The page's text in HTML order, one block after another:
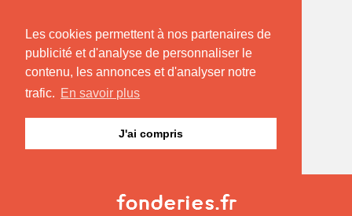
Les cookies permettent à nos partenaires de
publicité et d'analyse de personnaliser le
contenu, les annonces et d'analyser notre
trafic. En savoir plus
J'ai compris